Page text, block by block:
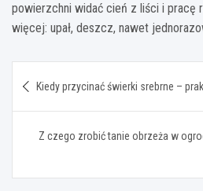
powierzchni widać cień z liści i pracę
więcej: upał, deszcz, nawet
wpisu
Kiedy przycinać świerki srebrne –
Z czego zrobić tanie obrzeża w